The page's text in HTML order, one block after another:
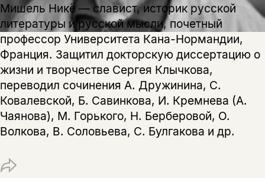
Мишель Никё — славист, историк русской
литературы и русской мысли, почетный
профессор Университета Кана-Нормандии,
Франция. Защитил докторскую диссертацию о
жизни и творчестве Сергея Клычкова,
переводил сочинения А. Дружинина, С.
Ковалевской, Б. Савинкова, И. Кремнева (А.
Чаянова), М. Горького, Н. Берберовой, О.
Волкова, В. Соловьева, С. Булгакова и др.
Поделиться
Копировать
ссылку
Вконтакте Телеграм Дзен
Я соглашаюсь с Политикой конфиденциальности
подписаться
Я соглашаюсь сПолитикой конфиденциальности
подписаться
Скажите, пожалуйста,
вам уже исполнилось 18 лет?
да
нет, вернуться назад